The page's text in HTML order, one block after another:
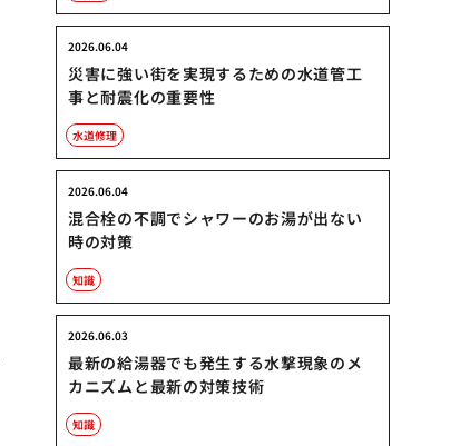
災害に強い街を実現するための水道管工
事と耐震化の重要性
2026.06.04
水道修理
混合栓の不調でシャワーのお湯が出ない
時の対策
2026.06.04
知識
最新の給湯器でも発生する水撃現象のメ
カニズムと最新の対策技術
2026.06.03
知識